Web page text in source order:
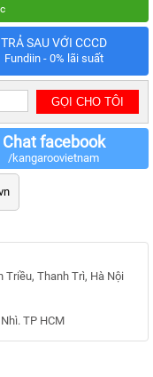
TRẢ SAU VỚI CCCD
Fundiin - 0% lãi suất
Chat facebook
/kangaroovietnam
Triều, Thanh Trì, Hà Nội
TP HCM